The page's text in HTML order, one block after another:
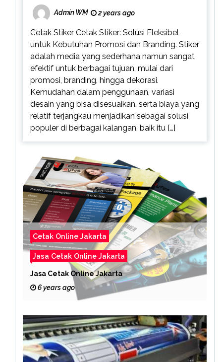
Admin WM 2 years ago
Cetak Stiker Cetak Stiker: Solusi Fleksibel
untuk Kebutuhan Promosi dan Branding. Stiker
adalah media yang sederhana namun sangat
efektif untuk berbagai tujuan, mulai dari
promosi, branding, hingga dekorasi.
Kemudahan dalam penggunaan, variasi
desain yang bisa disesuaikan, serta biaya yang
relatif terjangkau menjadikan sebagai solusi
populer di berbagai kalangan, baik itu […]
Cetak Online Jakarta
Jasa Cetak Online Jakarta
Jasa Cetak Online Jakarta
6 years ago